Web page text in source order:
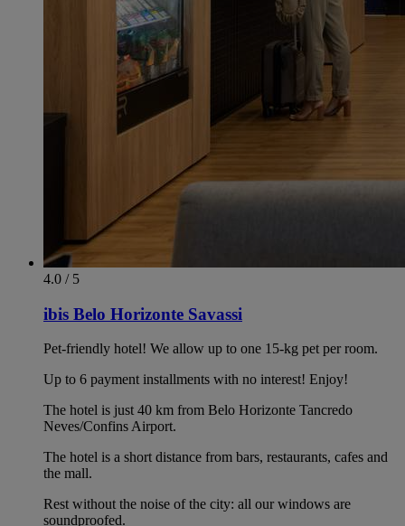
4.0 / 5
ibis Belo Horizonte Savassi
Pet-friendly hotel! We allow up to one 15-kg pet per room.
Up to 6 payment installments with no interest! Enjoy!
The hotel is just 40 km from Belo Horizonte Tancredo
Neves/Confins Airport.
The hotel is a short distance from bars, restaurants, cafes and
the mall.
Rest without the noise of the city: all our windows are
soundproofed.